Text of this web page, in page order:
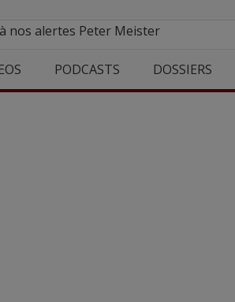
nos alertes Peter Meister
PODCASTS DOSSIERS